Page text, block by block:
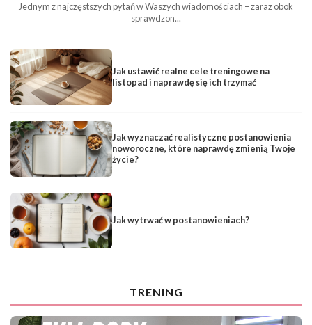
Jednym z najczęstszych pytań w Waszych wiadomościach – zaraz obok
sprawdzon...
Jak ustawić realne cele treningowe na
listopad i naprawdę się ich trzymać
Jak wyznaczać realistyczne postanowienia
noworoczne, które naprawdę zmienią Twoje
życie?
Jak wytrwać w postanowieniach?
TRENING